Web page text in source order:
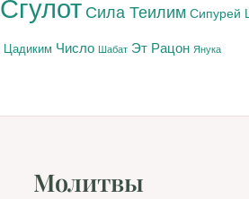
Сгулот Сила Теилим Сипурей
Цадиким Число Шабат Эт Рацон Янука
Молитвы